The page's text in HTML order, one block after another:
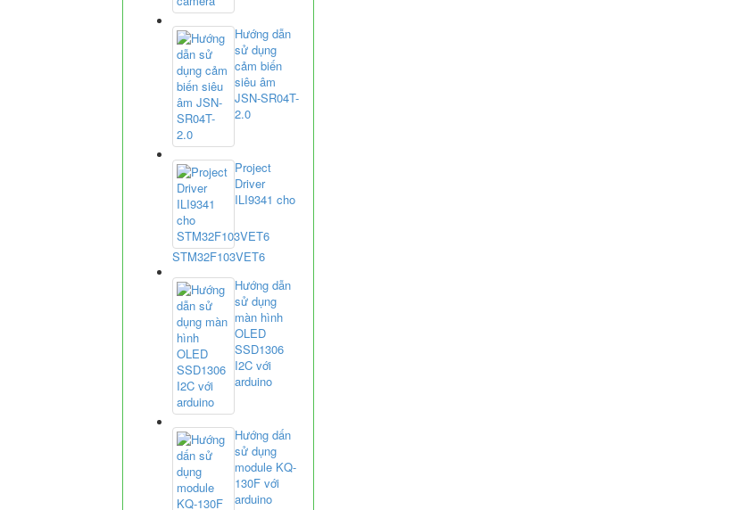
Hướng dẫn
sử dụng
cảm biến
siêu âm
JSN-SR04T-
2.0
Project
Driver
ILI9341 cho
STM32F103VET6
Hướng dẫn
sử dụng
màn hình
OLED
SSD1306
I2C với
arduino
Hướng dấn
sử dụng
module KQ-
130F với
arduino